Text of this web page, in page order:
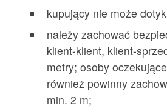
kupujący nie może
należy zachować
klient-klient, klient-
metry; osoby
również powinny
min. 2 m;